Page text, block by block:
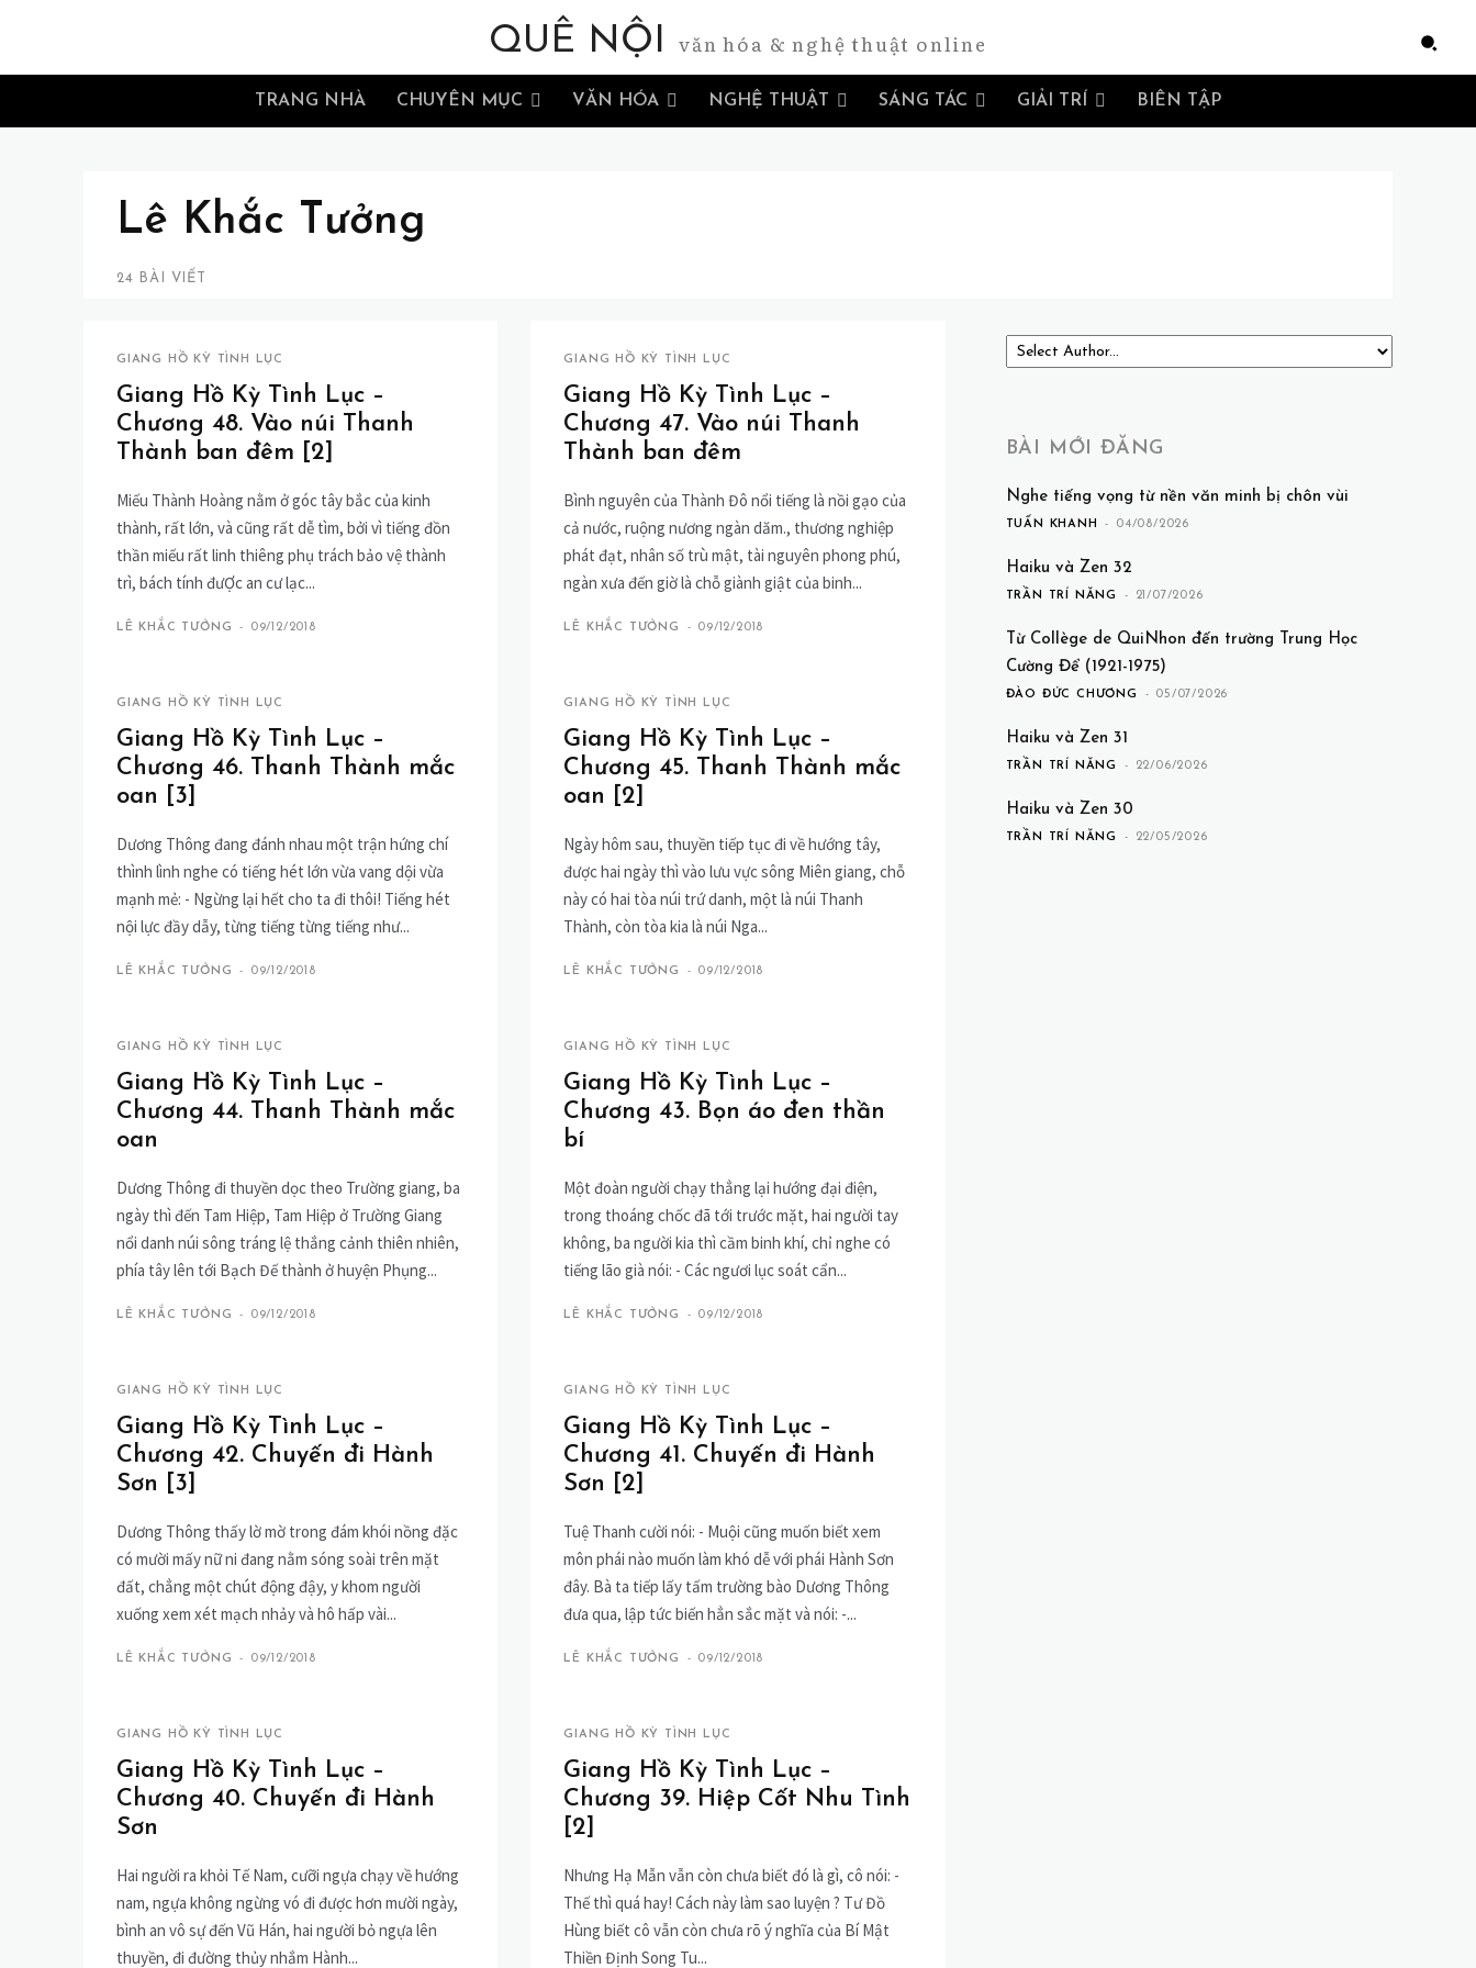
QUÊ NỘI văn hóa & nghệ thuật online
TRANG NHÀ CHUYÊN MỤC VĂN HÓA NGHỆ THUẬT SÁNG TÁC GIẢI TRÍ BIÊN TẬP
Lê Khắc Tưởng
24 BÀI VIẾT
GIANG HỒ KỲ TÌNH LỤC
Giang Hồ Kỳ Tình Lục –
Chương 48. Vào núi Thanh
Thành ban đêm [2]
Miếu Thành Hoàng nằm ở góc tây bắc của kinh
thành, rất lớn, và cũng rất dễ tìm, bởi vì tiếng đồn
thần miếu rất linh thiêng phụ trách bảo vệ thành
trì, bách tính đưỢc an cư lạc...
LÊ KHẮC TƯỞNG - 09/12/2018
GIANG HỒ KỲ TÌNH LỤC
Giang Hồ Kỳ Tình Lục –
Chương 47. Vào núi Thanh
Thành ban đêm
Bình nguyên của Thành Đô nổi tiếng là nồi gạo của
cả nước, ruộng nương ngàn dăm., thương nghiệp
phát đạt, nhân số trù mật, tài nguyên phong phú,
ngàn xưa đến giờ là chỗ giành giật của binh...
LÊ KHẮC TƯỞNG - 09/12/2018
GIANG HỒ KỲ TÌNH LỤC
Giang Hồ Kỳ Tình Lục –
Chương 46. Thanh Thành mắc
oan [3]
Dương Thông đang đánh nhau một trận hứng chí
thình lình nghe có tiếng hét lớn vừa vang dội vừa
mạnh mẻ: - Ngừng lại hết cho ta đi thôi! Tiếng hét
nội lực đầy dẫy, từng tiếng từng tiếng như...
LÊ KHẮC TƯỞNG - 09/12/2018
GIANG HỒ KỲ TÌNH LỤC
Giang Hồ Kỳ Tình Lục –
Chương 45. Thanh Thành mắc
oan [2]
Ngày hôm sau, thuyền tiếp tục đi về hướng tây,
được hai ngày thì vào lưu vực sông Miên giang, chỗ
này có hai tòa núi trứ danh, một là núi Thanh
Thành, còn tòa kia là núi Nga...
LÊ KHẮC TƯỞNG - 09/12/2018
GIANG HỒ KỲ TÌNH LỤC
Giang Hồ Kỳ Tình Lục –
Chương 44. Thanh Thành mắc
oan
Dương Thông đi thuyền dọc theo Trường giang, ba
ngày thì đến Tam Hiệp, Tam Hiệp ở Trường Giang
nổi danh núi sông tráng lệ thắng cảnh thiên nhiên,
phía tây lên tới Bạch Đế thành ở huyện Phụng...
LÊ KHẮC TƯỞNG - 09/12/2018
GIANG HỒ KỲ TÌNH LỤC
Giang Hồ Kỳ Tình Lục –
Chương 43. Bọn áo đen thần
bí
Một đoàn người chạy thẳng lại hướng đại điện,
trong thoáng chốc đã tới trước mặt, hai người tay
không, ba người kia thì cầm binh khí, chỉ nghe có
tiếng lão già nói: - Các ngươi lục soát cẩn...
LÊ KHẮC TƯỞNG - 09/12/2018
GIANG HỒ KỲ TÌNH LỤC
Giang Hồ Kỳ Tình Lục –
Chương 42. Chuyến đi Hành
Sơn [3]
Dương Thông thấy lờ mờ trong đám khói nồng đặc
có mười mấy nữ ni đang nằm sóng soài trên mặt
đất, chẳng một chút động đậy, y khom người
xuống xem xét mạch nhảy và hô hấp vài...
LÊ KHẮC TƯỞNG - 09/12/2018
GIANG HỒ KỲ TÌNH LỤC
Giang Hồ Kỳ Tình Lục –
Chương 41. Chuyến đi Hành
Sơn [2]
Tuệ Thanh cười nói: - Muội cũng muốn biết xem
môn phái nào muốn làm khó dễ với phái Hành Sơn
đây. Bà ta tiếp lấy tấm trường bào Dương Thông
đưa qua, lập tức biến hẳn sắc mặt và nói: -...
LÊ KHẮC TƯỞNG - 09/12/2018
GIANG HỒ KỲ TÌNH LỤC
Giang Hồ Kỳ Tình Lục –
Chương 40. Chuyến đi Hành
Sơn
Hai người ra khỏi Tế Nam, cưỡi ngựa chạy về hướng
nam, ngựa không ngừng vó đi được hơn mười ngày,
bình an vô sự đến Vũ Hán, hai người bỏ ngựa lên
thuyền, đi đường thủy nhắm Hành...
GIANG HỒ KỲ TÌNH LỤC
Giang Hồ Kỳ Tình Lục –
Chương 39. Hiệp Cốt Nhu Tình
[2]
Nhưng Hạ Mẫn vẫn còn chưa biết đó là gì, cô nói: -
Thế thì quá hay! Cách này làm sao luyện ? Tư Đồ
Hùng biết cô vẫn còn chưa rõ ý nghĩa của Bí Mật
Thiền Định Song Tu...
BÀI MỚI ĐĂNG
Nghe tiếng vọng từ nền văn minh bị chôn vùi
TUẤN KHANH - 04/08/2026
Haiku và Zen 32
TRẦN TRÍ NĂNG - 21/07/2026
Từ Collège de QuiNhon đến trường Trung Học
Cường Để (1921-1975)
ĐÀO ĐỨC CHƯƠNG - 05/07/2026
Haiku và Zen 31
TRẦN TRÍ NĂNG - 22/06/2026
Haiku và Zen 30
TRẦN TRÍ NĂNG - 22/05/2026